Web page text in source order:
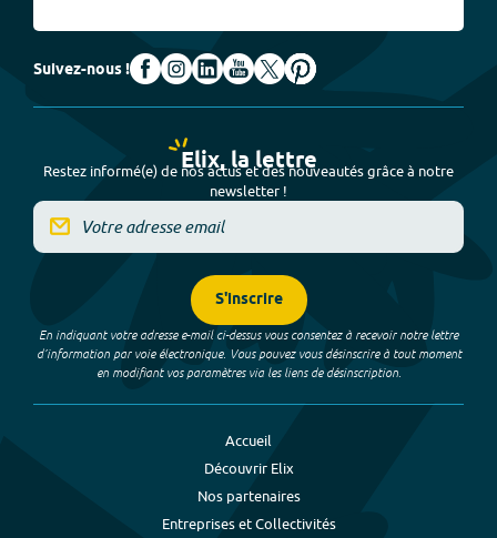
Suivez-nous !
Elix, la lettre
Restez informé(e) de nos actus et des nouveautés grâce à notre
newsletter !
S'inscrire
En indiquant votre adresse e-mail ci-dessus vous consentez à recevoir notre lettre
d’information par voie électronique. Vous pouvez vous désinscrire à tout moment
en modifiant vos paramètres via les liens de désinscription.
Accueil
Découvrir Elix
Nos partenaires
Entreprises et Collectivités